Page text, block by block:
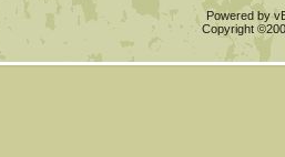
Powered by
Copyright